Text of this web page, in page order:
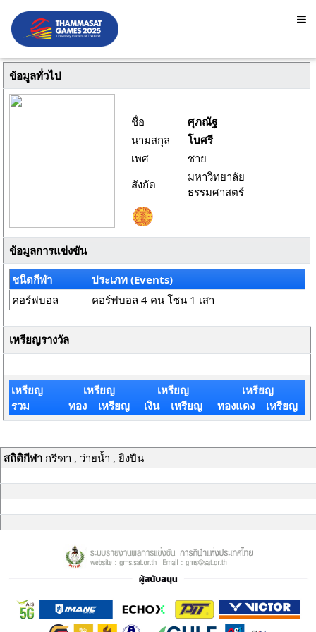
ข้อมูลทั่วไป
ชื่อ
ศุภณัฐ
นามสกุล
โบศรี
เพศ
ชาย
สังกัด
มหาวิทยาลัย
ธรรมศาสตร์
ข้อมูลการแข่งขัน
ชนิดกีฬา
ประเภท (Events)
คอร์ฟบอล
คอร์ฟบอล 4 คน โซน 1 เสา
เหรียญรางวัล
เหรียญ
รวม
เหรียญ
ทอง เหรียญ
เหรียญ
เงิน เหรียญ
เหรียญ
ทองแดง เหรียญ
สถิติกีฬากรีฑา , ว่ายน้ำ , ยิงปืน